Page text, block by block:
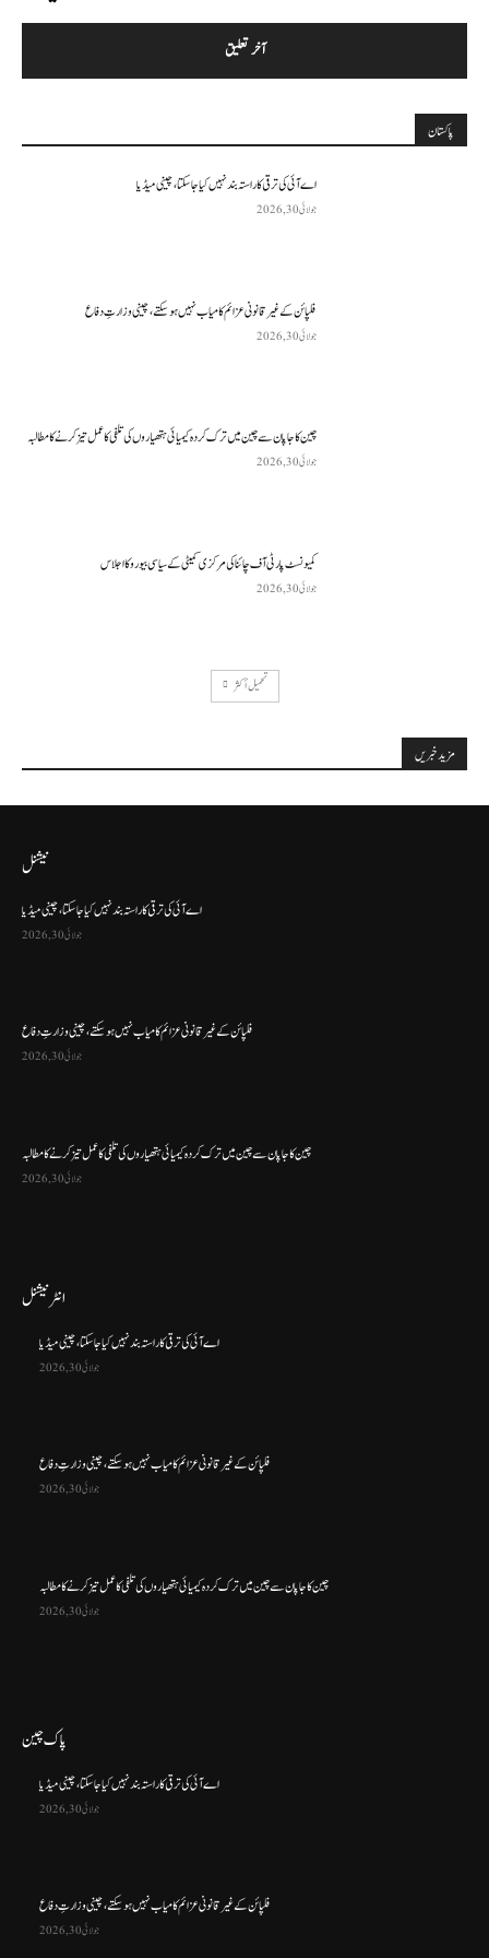
پاکستان
اے آئی کی ترقی کا راستہ بند نہیں کیا جا سکتا، چینی میڈیا
جولائی 30, 2026
فلپائن کے غیر قانونی عزائم کامیاب نہیں ہو سکتے ، چینی وزارتِ دفاع
جولائی 30, 2026
چین کا جاپان سے چین میں ترک کردہ کیمیائی ہتھیاروں کی تلفی کا عمل تیز کرنے کا مطالبہ
جولائی 30, 2026
کمیونسٹ پارٹی آف چائنا کی مرکزی کمیٹی کے سیاسی بیورو کا اجلاس
جولائی 30, 2026
تحميل أكثر
مزید خبریں
نیشنل
اے آئی کی ترقی کا راستہ بند نہیں کیا جا سکتا، چینی میڈیا
جولائی 30, 2026
فلپائن کے غیر قانونی عزائم کامیاب نہیں ہو سکتے ، چینی وزارتِ دفاع
جولائی 30, 2026
چین کا جاپان سے چین میں ترک کردہ کیمیائی ہتھیاروں کی تلفی کا عمل تیز کرنے کا مطالبہ
جولائی 30, 2026
انٹرنیشنل
اے آئی کی ترقی کا راستہ بند نہیں کیا جا سکتا، چینی میڈیا
جولائی 30, 2026
فلپائن کے غیر قانونی عزائم کامیاب نہیں ہو سکتے ، چینی وزارتِ دفاع
جولائی 30, 2026
چین کا جاپان سے چین میں ترک کردہ کیمیائی ہتھیاروں کی تلفی کا عمل تیز کرنے کا مطالبہ
جولائی 30, 2026
پاک چین
اے آئی کی ترقی کا راستہ بند نہیں کیا جا سکتا، چینی میڈیا
جولائی 30, 2026
فلپائن کے غیر قانونی عزائم کامیاب نہیں ہو سکتے ، چینی وزارتِ دفاع
جولائی 30, 2026